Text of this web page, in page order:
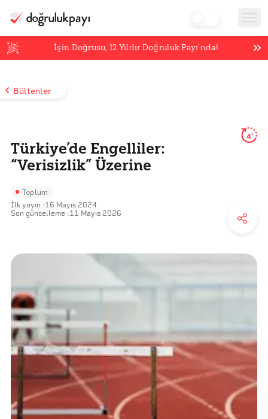
İşin Doğrusu,12 Yıldır Doğruluk Payı’nda!
Bültenler
Türkiye’de Engelliler:
“Verisizlik” Üzerine
4'
Toplum
İlk yayın :16 Mayıs 2024
Son güncelleme :11 Mayıs 2026